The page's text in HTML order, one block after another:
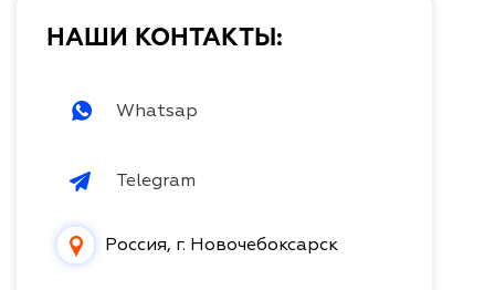
НАШИ КОНТАКТЫ:
Whatsap
Telegram
Россия, г. Новочебоксарск